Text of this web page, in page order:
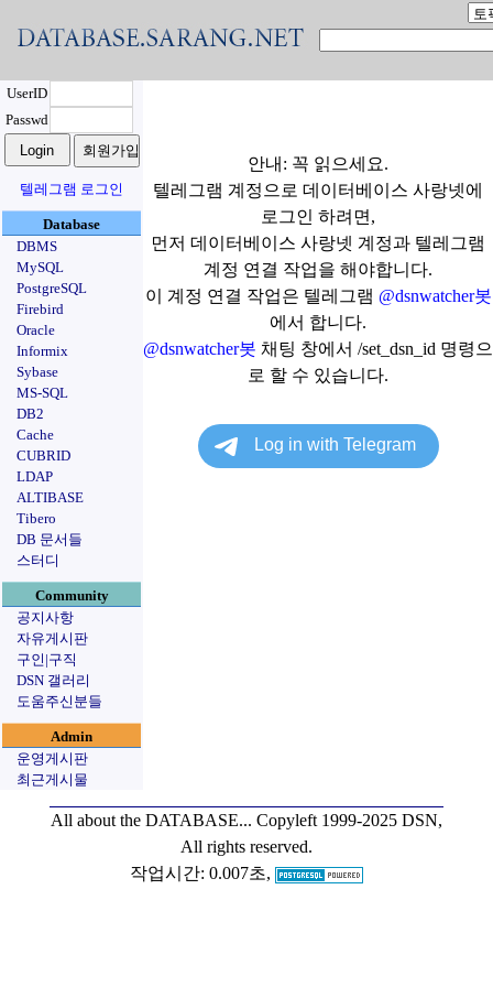
UserID
Passwd
텔레그램 로그인
Database
DBMS
MySQL
PostgreSQL
Firebird
Oracle
Informix
Sybase
MS-SQL
DB2
Cache
CUBRID
LDAP
ALTIBASE
Tibero
DB 문서들
스터디
Community
공지사항
자유게시판
구인|구직
DSN 갤러리
도움주신분들
Admin
운영게시판
최근게시물
안내: 꼭 읽으세요.
텔레그램 계정으로 데이터베이스 사랑넷에
로그인 하려면,
먼저 데이터베이스 사랑넷 계정과 텔레그램
계정 연결 작업을 해야합니다.
이 계정 연결 작업은 텔레그램 @dsnwatcher봇
에서 합니다.
@dsnwatcher봇 채팅 창에서 /set_dsn_id 명령으
로 할 수 있습니다.
All about the DATABASE... Copyleft 1999-2025 DSN,
All rights reserved.
작업시간: 0.007초,